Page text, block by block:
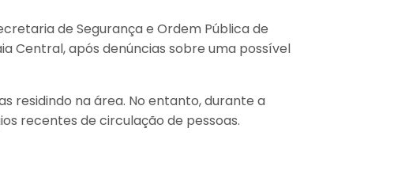
de Segurança e Ordem Pública de
Central, após denúncias sobre uma possível
residindo na área. No entanto, durante a
recentes de circulação de pessoas.